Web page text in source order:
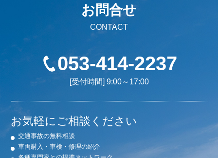
お問合せ
CONTACT
053-414-2237
[受付時間] 9:00～17:00
お気軽にご相談ください
交通事故の無料相談
車両購入・車検・修理の紹介